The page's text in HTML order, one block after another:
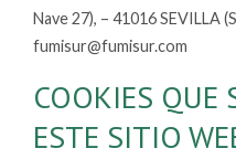
Nave 27), – 41016 SEVILLA
fumisur@fumisur.com
COOKIES QUE
ESTE SITIO